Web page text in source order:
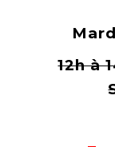
12h à